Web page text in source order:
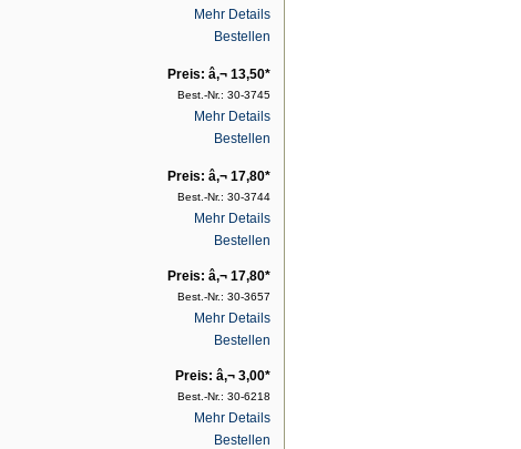
Mehr Details
Bestellen
Preis: â‚¬ 13,50*
Best.-Nr.: 30-3745
Mehr Details
Bestellen
Preis: â‚¬ 17,80*
Best.-Nr.: 30-3744
Mehr Details
Bestellen
Preis: â‚¬ 17,80*
Best.-Nr.: 30-3657
Mehr Details
Bestellen
Preis: â‚¬ 3,00*
Best.-Nr.: 30-6218
Mehr Details
Bestellen